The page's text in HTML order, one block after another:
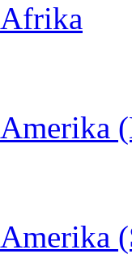
Afrika
Amerika
Amerika